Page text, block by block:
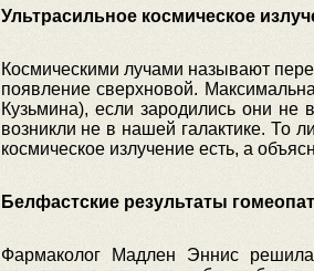
Ультрасильное космическое
Космическими лучами называют
появление сверхновой.
Кузьмина), если зародились они не
возникли не в нашей галактике. То
космическое излучение есть, а
Белфастские результаты
Фармаколог Мадлен Эннис решила